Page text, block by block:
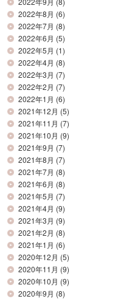
2022年8月 (6)
2022年7月 (8)
2022年6月 (5)
2022年5月 (1)
2022年4月 (8)
2022年3月 (7)
2022年2月 (7)
2022年1月 (6)
2021年12月 (5)
2021年11月 (7)
2021年10月 (9)
2021年9月 (7)
2021年8月 (7)
2021年7月 (8)
2021年6月 (8)
2021年5月 (7)
2021年4月 (9)
2021年3月 (9)
2021年2月 (8)
2021年1月 (6)
2020年12月 (5)
2020年11月 (9)
2020年10月 (9)
2020年9月 (8)